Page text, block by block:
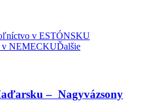
v ESTÓNSKU
v NEMECKUĎalšie
– Nagyvázsony